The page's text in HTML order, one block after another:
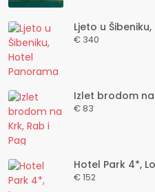
Ljeto u
€ 340
Izlet brodom na
€ 83
Hotel Park 4*,
€ 152